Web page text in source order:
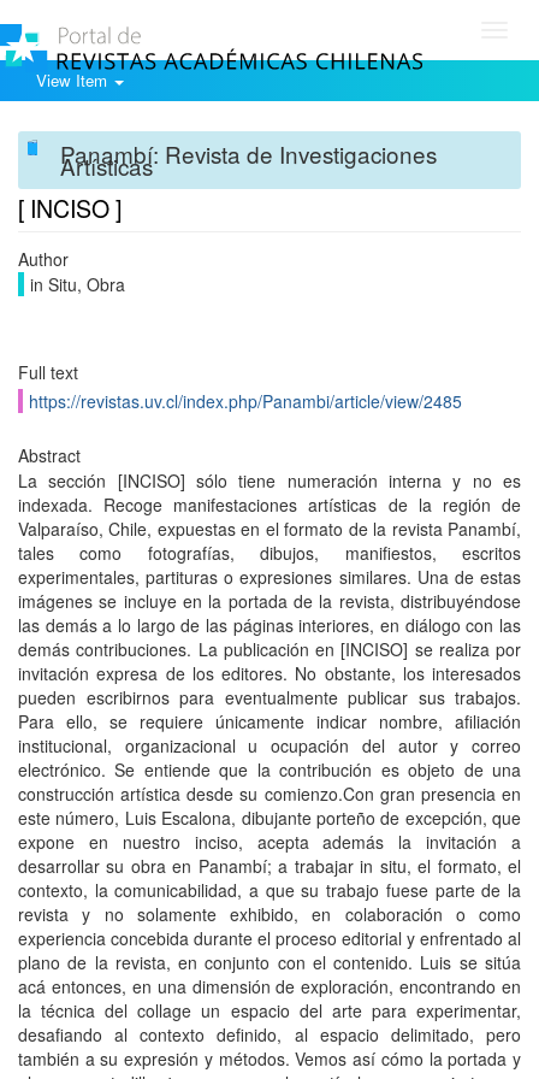
View Item
Panambí: Revista de Investigaciones
Artísticas
[ INCISO ]
Author
in Situ, Obra
Full text
https://revistas.uv.cl/index.php/Panambi/article/view/2485
Abstract
La sección [INCISO] sólo tiene numeración interna y no es
indexada. Recoge manifestaciones artísticas de la región de
Valparaíso, Chile, expuestas en el formato de la revista Panambí,
tales como fotografías, dibujos, manifiestos, escritos
experimentales, partituras o expresiones similares. Una de estas
imágenes se incluye en la portada de la revista, distribuyéndose
las demás a lo largo de las páginas interiores, en diálogo con las
demás contribuciones. La publicación en [INCISO] se realiza por
invitación expresa de los editores. No obstante, los interesados
pueden escribirnos para eventualmente publicar sus trabajos.
Para ello, se requiere únicamente indicar nombre, afiliación
institucional, organizacional u ocupación del autor y correo
electrónico. Se entiende que la contribución es objeto de una
construcción artística desde su comienzo.Con gran presencia en
este número, Luis Escalona, dibujante porteño de excepción, que
expone en nuestro inciso, acepta además la invitación a
desarrollar su obra en Panambí; a trabajar in situ, el formato, el
contexto, la comunicabilidad, a que su trabajo fuese parte de la
revista y no solamente exhibido, en colaboración o como
experiencia concebida durante el proceso editorial y enfrentado al
plano de la revista, en conjunto con el contenido. Luis se sitúa
acá entonces, en una dimensión de exploración, encontrando en
la técnica del collage un espacio del arte para experimentar,
desafiando al contexto definido, al espacio delimitado, pero
también a su expresión y métodos. Vemos así cómo la portada y